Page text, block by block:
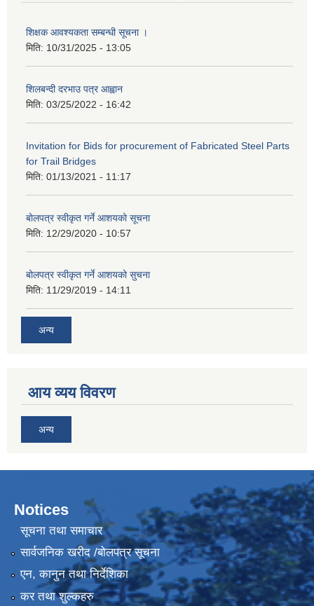
शिक्षक आवश्यकता सम्बन्धी सूचना ।
मिति: 10/31/2025 - 13:05
शिलबन्दी दरभाउ पत्र आह्वान
मिति: 03/25/2022 - 16:42
Invitation for Bids for procurement of Fabricated Steel Parts
for Trail Bridges
मिति: 01/13/2021 - 11:17
बोलपत्र स्वीकृत गर्ने आशयको सूचना
मिति: 12/29/2020 - 10:57
बोलपत्र स्वीकृत गर्ने आशयको सुचना
मिति: 11/29/2019 - 14:11
अन्य
आय व्यय विवरण
अन्य
Notices
सूचना तथा समाचार
सार्वजनिक खरीद /बोलपत्र सूचना
एन, कानुन तथा निर्देशिका
कर तथा शुल्कहरु